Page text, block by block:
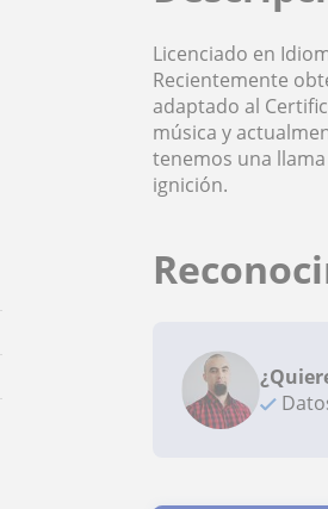
Licenciado en
Recientemente
adaptado al
música y
tenemos una
ignición.